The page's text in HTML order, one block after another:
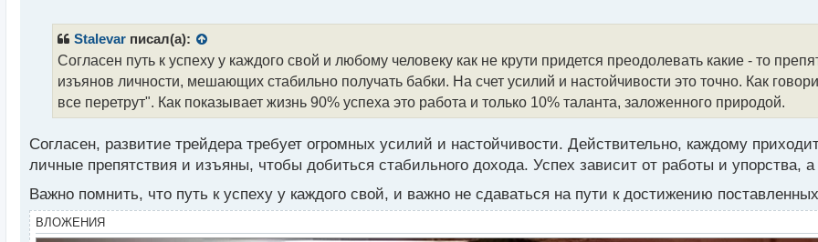
а
н
ы
п
о
с
Stalevar писал(а):
Согласен путь к успеху у каждого свой и любому человеку как не крути придется преодолевать какие - то
изъянов личности, мешающих стабильно получать бабки. На счет усилий и настойчивости это точно. Как
все перетрут". Как показывает жизнь 90% успеха это работа и только 10% таланта, заложенного природой.
Согласен, развитие трейдера требует огромных усилий и настойчивости. Действительно, каждому
личные препятствия и изъяны, чтобы добиться стабильного дохода. Успех зависит от работы и упорства, а
Важно помнить, что путь к успеху у каждого свой, и важно не сдаваться на пути к достижению
ВЛОЖЕНИЯ